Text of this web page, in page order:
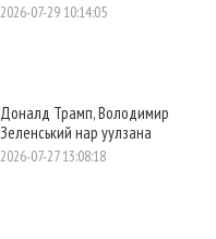
2026-07-29 10:14:05
Доналд Трамп, Володимир
Зеленський нар уулзана
2026-07-27 13:08:18